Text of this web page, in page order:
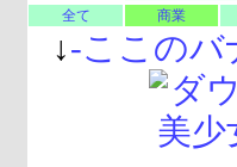
全て
商業
↓-ここのバ